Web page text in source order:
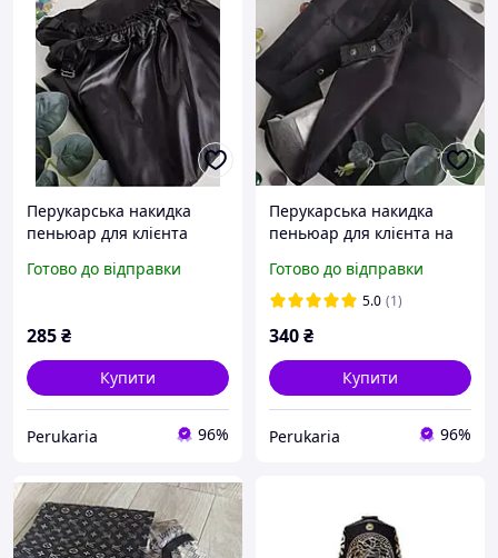
Перукарська накидка
пеньюар для клієнта
Готово до відправки
285₴
Купити
Perukaria 96%
Перукарська накидка
пеньюар для клієнта на
Готово до відправки
5.0 (1)
340₴
Купити
Perukaria 96%